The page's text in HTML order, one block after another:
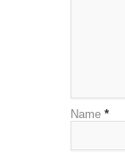
Name *